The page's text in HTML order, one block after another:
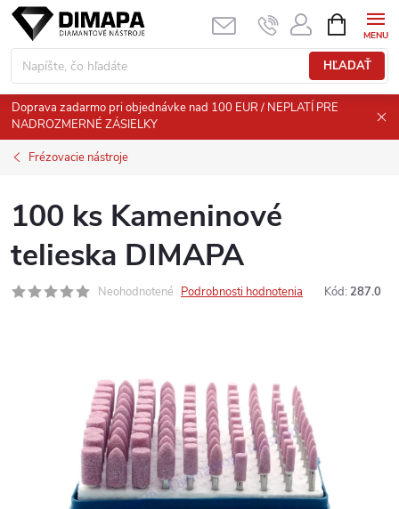
Prejsť
obsah
HĽADAŤ
KOŠÍK
Doprava zadarmo pri objednávke nad 100 EUR / NEPLATÍ PRE
NADROZMERNÉ ZÁSIELKY
Frézovacie nástroje
100 ks Kameninové
telieska DIMAPA
Neohodnotené Podrobnosti hodnotenia Kód: 287.0